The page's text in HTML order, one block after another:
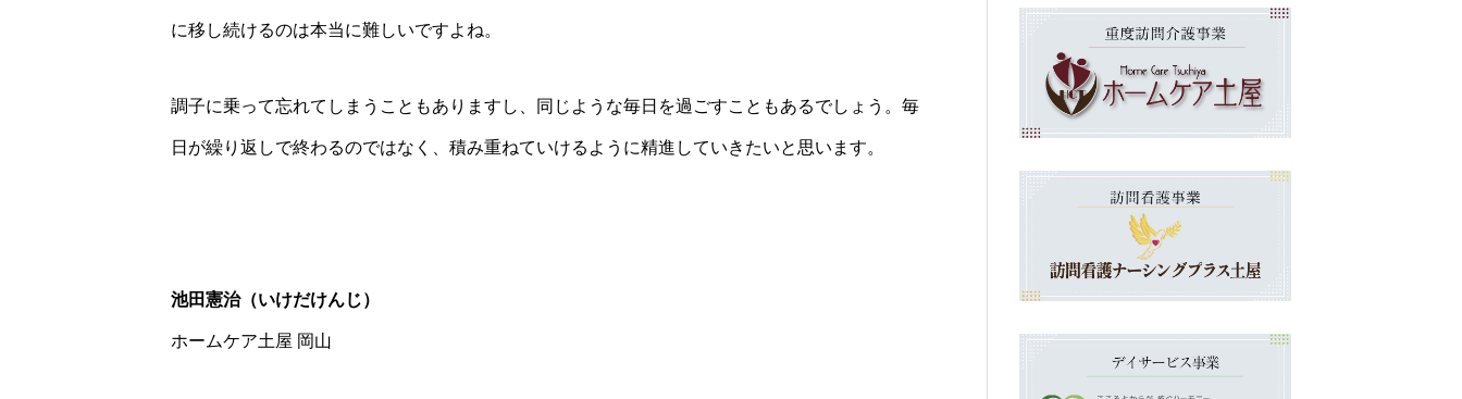
に移し続けるのは本当に難しいですよね。
調子に乗って忘れてしまうこともありますし、同じような毎日を過ごすこともあるでしょう。毎
日が繰り返しで終わるのではなく、積み重ねていけるように精進していきたいと思います。
池田憲治（いけだけんじ）
ホームケア土屋 岡山